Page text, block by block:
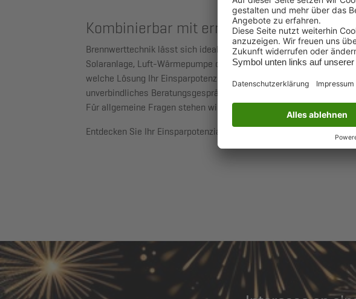
Kombinierbar mit erneuerbaren Energien
Brennwerttechnik lässt sich ideal mit anderen Systemen
Solaranlage, Luft-Wärmepumpe oder als Hybridanlage – wir zeigen
welche Lösung Ihr Einsparpotenzial maximiert. Vereinbaren Sie ein
unverbindliches Beratungsgespräch mit uns.
Für allgemeine Fragen stehen wir Ihnen auch telefonisch zur
Entdecken Sie Ihr Einsparpotenzial durch unseren